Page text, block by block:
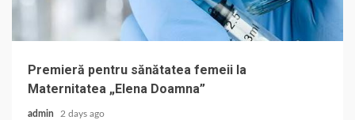
Premieră pentru sănătatea femeii la
Maternitatea „Elena Doamna”
admin 2 days ago